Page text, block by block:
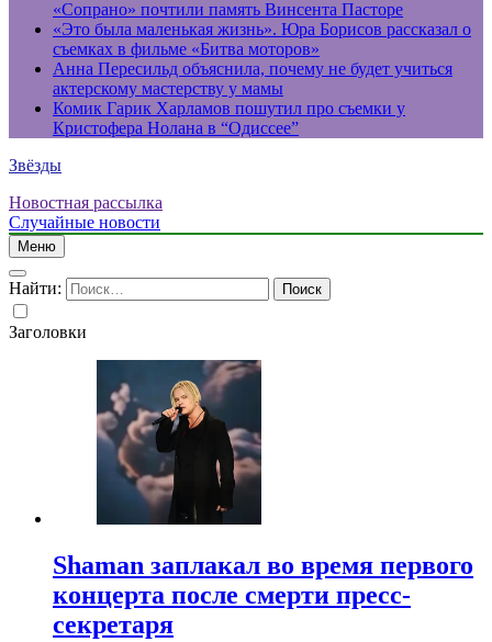
«Сопрано» почтили память Винсента Пасторе
«Это была маленькая жизнь». Юра Борисов рассказал о
съемках в фильме «Битва моторов»
Анна Пересильд объяснила, почему не будет учиться
актерскому мастерству у мамы
Комик Гарик Харламов пошутил про съемки у
Кристофера Нолана в “Одиссее”
Звёзды
Новостная рассылка
Случайные новости
Меню
Найти:
Заголовки
Shaman заплакал во время первого
концерта после смерти пресс-
секретаря